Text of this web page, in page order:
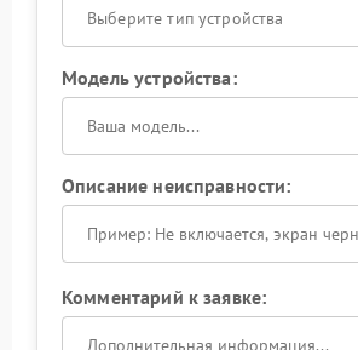
Выберите тип устройства
Модель устройства:
Описание неисправности:
Комментарий к заявке: